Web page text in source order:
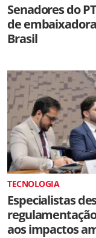
Senadores do
de
Brasil
TECNOLOGIA
Especialistas
aos impactos